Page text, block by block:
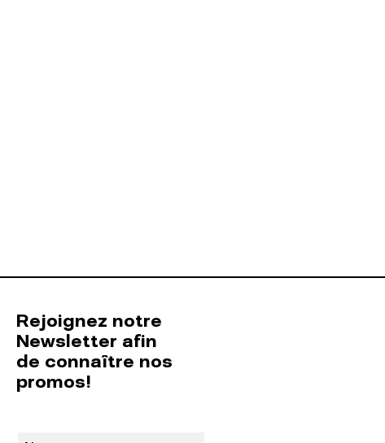
Rejoignez notre
Newsletter afin
de connaître nos
promos!